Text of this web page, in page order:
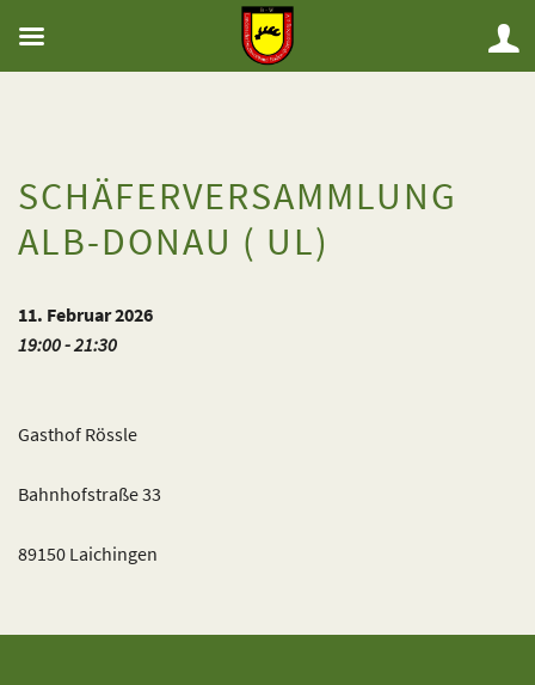
SCHÄFERVERSAMMLUNG
ALB-DONAU ( UL)
11. Februar 2026
19:00 - 21:30
Gasthof Rössle
Bahnhofstraße 33
89150 Laichingen